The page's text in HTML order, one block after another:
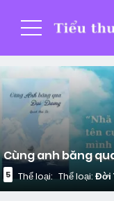
Cùng anh băng
5 Thể loại: Thể loại: Đời